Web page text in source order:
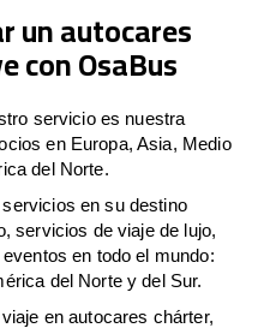
un autocares
con OsaBus
servicio es nuestra
en Europa, Asia, Medio
del Norte.
en su destino
servicios de viaje de lujo,
en todo el mundo:
del Norte y del Sur.
en autocares chárter,